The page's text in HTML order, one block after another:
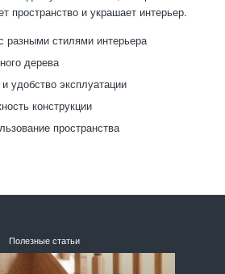
пространство и украшает интерьер.
разными стилями интерьера
дерева
удобство эксплуатации
конструкции
пространства
Полезные статьи